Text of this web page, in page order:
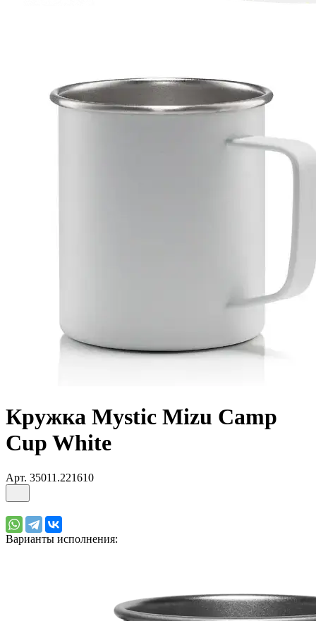
Кружка Mystic Mizu Camp
Cup White
Арт. 35011.221610
Варианты исполнения: